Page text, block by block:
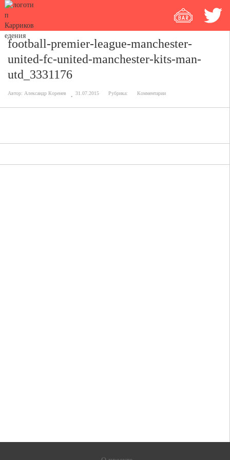
football-premier-league-manchester-
united-fc-united-manchester-kits-man-
utd_3331176
Автор: Александр Коренев 31.07.2015 Рубрика: Комментарии